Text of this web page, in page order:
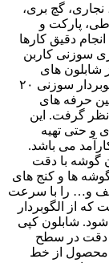
گچ بری،
پارکت و
دقیق کارها
سوزنی کاربن
از شابلون های
سوزنی موجود در بازار است. شاید بهتر باشد الگوبردار سوزنی ۲۰
حرفه های
گرفت. این
و حتی تهیه
می باشد.
شابلون گوشه با دقت
گوشه ها و کنج های
و… را با سرعت
که از الگوبردار
شابلون کپی
دقت در سطح
محصول از خط